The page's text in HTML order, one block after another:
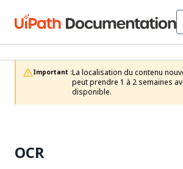
Important :La localisation du contenu
peut prendre 1 à 2 semaines
disponible.
OCR